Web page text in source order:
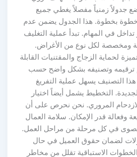
جدولاً زمنياً مفصلاً يغطي جميع
خطوة بخطوة. هذا الجدول يضمن عدم
في المهام. تبدأ عملية التغليف
ومخصصة لكل نوع من الأغراض.
لحماية الزجاج والمقتنيات القابلة
ترقيمه وتصنيفه بشكل واضح حسب
هذا التصنيف يسهل عملية التفريغ
التخطيط يشمل أيضاً اختيار
المروري. نحن نحرص على أن
وفعالة قدر الإمكان. سلامة العمال
في كل مرحلة من مراحل العمل.
لضمان حقوق العميل في حال
الاستباقية تقلل من مخاطر